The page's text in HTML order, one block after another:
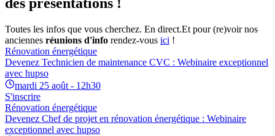
Toutes les infos que vous cherchez. En direct.Et pour (re)voir nos
anciennes réunions d'info rendez-vous ici !
Rénovation énergétique
Devenez Technicien de maintenance CVC : Webinaire exceptionnel
avec hupso
mardi 25 août - 12h30
S'inscrire
Rénovation énergétique
Devenez Chef de projet en rénovation énergétique : Webinaire
exceptionnel avec hupso